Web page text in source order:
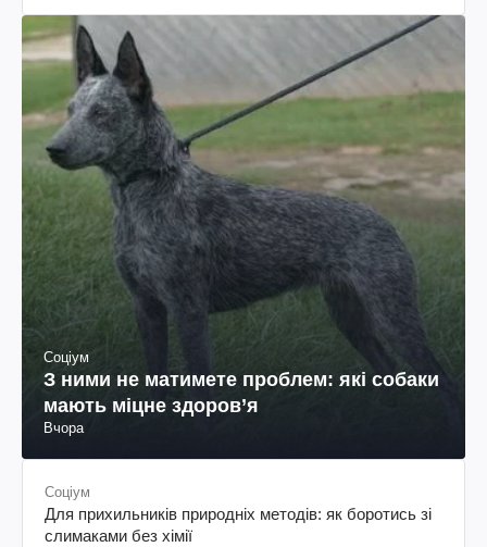
Соціум
З ними не матимете проблем: які собаки
мають міцне здоров’я
Вчора
Соціум
Для прихильників природніх методів: як боротись зі
слимаками без хімії